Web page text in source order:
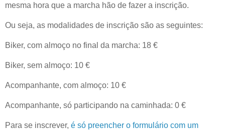
mesma hora que a marcha hão de fazer a inscrição.
Ou seja, as modalidades de inscrição são as seguintes:
Biker, com almoço no final da marcha: 18 €
Biker, sem almoço: 10 €
Acompanhante, com almoço: 10 €
Acompanhante, só participando na caminhada: 0 €
Para se inscrever, é só preencher o formulário com um